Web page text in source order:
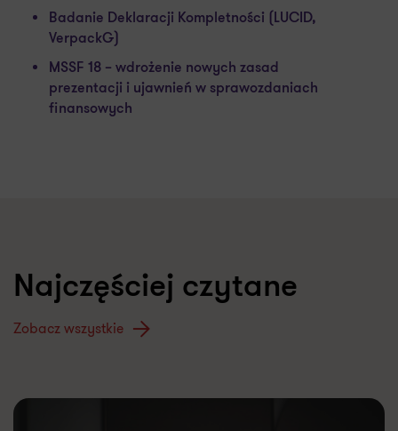
Badanie Deklaracji Kompletności (LUCID,
VerpackG)
MSSF 18 – wdrożenie nowych zasad
prezentacji i ujawnień w sprawozdaniach
finansowych
Najczęściej czytane
Zobacz wszystkie